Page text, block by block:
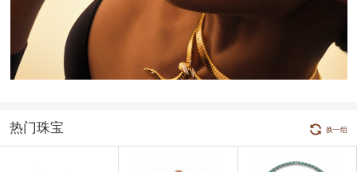
热门珠宝 换一组